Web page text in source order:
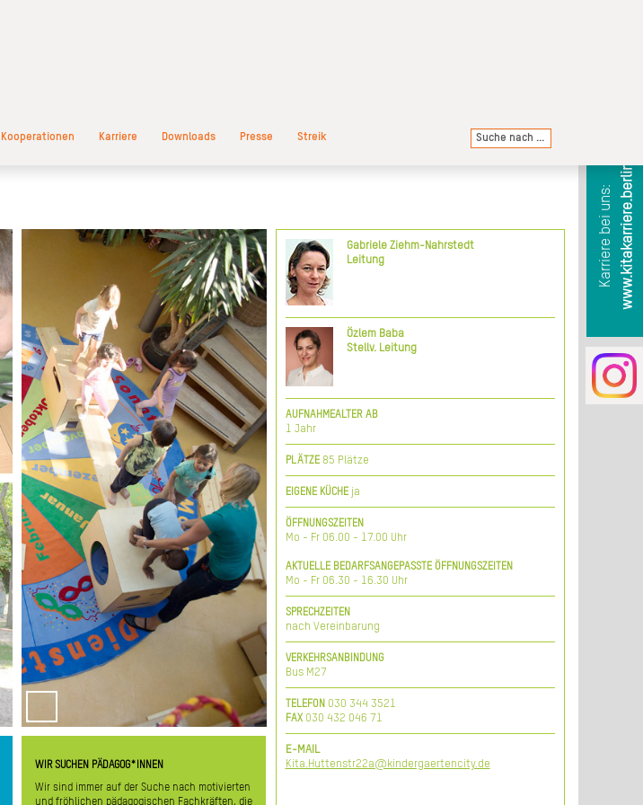
Kooperationen Karriere Downloads Presse Streik
Karriere bei uns:www.kitakarriere.berlin
Besonders in den ersten Lebensjahren bis zum
Schuleintritt hat die Bewegung einen
herausragenden Stellenwert. Durch sie lernt
das Kind seinen Körper zu beherrschen und
bildet damit die wichtigste Grundlage für ein
positives Körpergefühl und gesunde
Entwicklung. Dies fördern wir durch vielfältige
Bewegungsangebote im Morgenkreis, in
unserer Bewegungshalle mit
Bewegungsbaustelle sowie mit
Klettermöglichkeiten und Fahrgeräten draußen
in unserem Garten. Bei Fingerspielen und
kreativen pädagogischen Angeboten machen
die Kinder spielerisch Erfahrungen im
feinmotorischen Bereich.
So geben wir Gelegenheit zur ganzheitlichen
und erlebnisorientierten Aneignung der Welt
und erhalten die Bewegungsfreude und die
Neugierde der Kinder.
WIR SUCHEN PÄDAGOG*INNEN
Wir sind immer auf der Suche nach motivierten
und fröhlichen pädagogischen Fachkräften, die
Gabriele Ziehm-Nahrstedt
Leitung
Özlem Baba
Stellv. Leitung
AUFNAHMEALTER AB
1 Jahr
PLÄTZE85 Plätze
EIGENE KÜCHEja
ÖFFNUNGSZEITEN
Mo - Fr 06.00 - 17.00 Uhr
AKTUELLE BEDARFSANGEPASSTE ÖFFNUNGSZEITEN
Mo - Fr 06.30 - 16.30 Uhr
SPRECHZEITEN
nach Vereinbarung
VERKEHRSANBINDUNG
Bus M27
TELEFON 030 344 3521
FAX030 432 046 71
E-MAIL
Kita.Huttenstr22a@kindergaertencity.de